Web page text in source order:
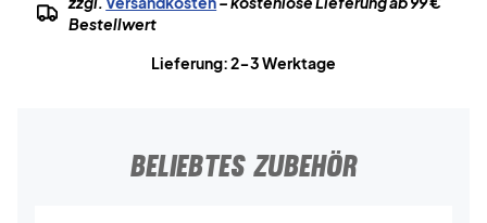
Bestellwert
Lieferung: 2-3 Werktage
BELIEBTES ZUBEHÖR